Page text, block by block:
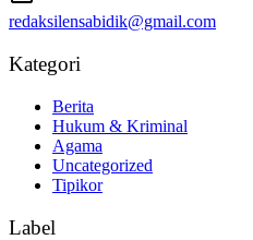
redaksilensabidik@gmail.com
Kategori
Berita
Hukum & Kriminal
Agama
Uncategorized
Tipikor
Label